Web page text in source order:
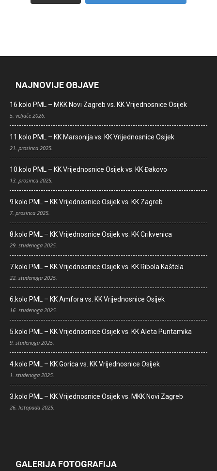
NAJNOVIJE OBJAVE
16.kolo PML – MKK Novi Zagreb vs. KK Vrijednosnice Osijek
5. veljače 2026.
11.kolo PML – KK Marsonija vs. KK Vrijednosnice Osijek
21. prosinca 2025.
10.kolo PML – KK Vrijednosnice Osijek vs. KK Đakovo
13. prosinca 2025.
9.kolo PML – KK Vrijednosnice Osijek vs. KK Zagreb
7. prosinca 2025.
8.kolo PML – KK Vrijednosnice Osijek vs. KK Crikvenica
29. studenoga 2025.
7.kolo PML – KK Vrijednosnice Osijek vs. KK Ribola Kaštela
22. studenoga 2025.
6.kolo PML – KK Amfora vs. KK Vrijednosnice Osijek
16. studenoga 2025.
5.kolo PML – KK Vrijednosnice Osijek vs. KK Aleta Puntamika
9. studenoga 2025.
4.kolo PML – KK Gorica vs. KK Vrijednosnice Osijek
1. studenoga 2025.
3.kolo PML – KK Vrijednosnice Osijek vs. MKK Novi Zagreb
26. listopada 2025.
GALERIJA FOTOGRAFIJA